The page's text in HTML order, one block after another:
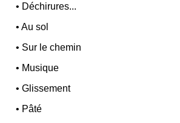
• Déchirures...
•Au sol
• Sur le chemin
• Musique
•Glissement
• Pâté